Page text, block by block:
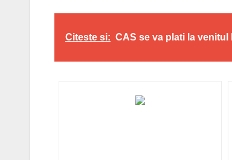
Citeste si: CAS se va plati la